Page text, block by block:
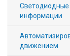
информации
движением